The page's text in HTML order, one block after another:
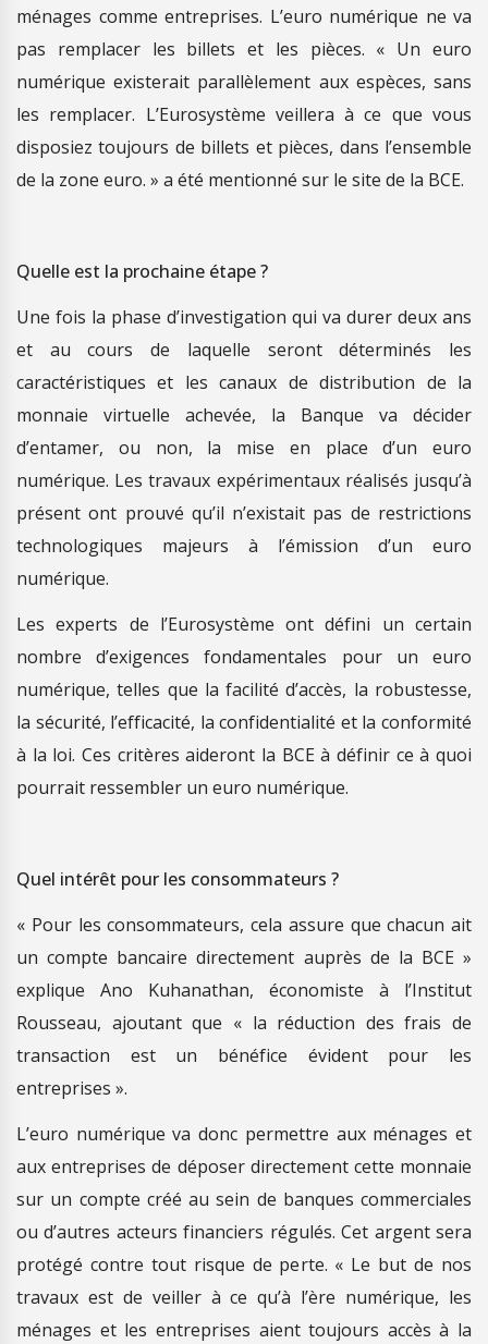
ménages comme entreprises. L’euro numérique ne va
pas remplacer les billets et les pièces. « Un euro
numérique existerait parallèlement aux espèces, sans
les remplacer. L’Eurosystème veillera à ce que vous
disposiez toujours de billets et pièces, dans l’ensemble
de la zone euro. » a été mentionné sur le site de la BCE.
Quelle est la prochaine étape ?
Une fois la phase d’investigation qui va durer deux ans
et au cours de laquelle seront déterminés les
caractéristiques et les canaux de distribution de la
monnaie virtuelle achevée, la Banque va décider
d’entamer, ou non, la mise en place d’un euro
numérique. Les travaux expérimentaux réalisés jusqu’à
présent ont prouvé qu’il n’existait pas de restrictions
technologiques majeurs à l’émission d’un euro
numérique.
Les experts de l’Eurosystème ont défini un certain
nombre d’exigences fondamentales pour un euro
numérique, telles que la facilité d’accès, la robustesse,
la sécurité, l’efficacité, la confidentialité et la conformité
à la loi. Ces critères aideront la BCE à définir ce à quoi
pourrait ressembler un euro numérique.
Quel intérêt pour les consommateurs ?
« Pour les consommateurs, cela assure que chacun ait
un compte bancaire directement auprès de la BCE »
explique Ano Kuhanathan, économiste à l’Institut
Rousseau, ajoutant que « la réduction des frais de
transaction est un bénéfice évident pour les
entreprises ».
L’euro numérique va donc permettre aux ménages et
aux entreprises de déposer directement cette monnaie
sur un compte créé au sein de banques commerciales
ou d’autres acteurs financiers régulés. Cet argent sera
protégé contre tout risque de perte. « Le but de nos
travaux est de veiller à ce qu’à l’ère numérique, les
ménages et les entreprises aient toujours accès à la